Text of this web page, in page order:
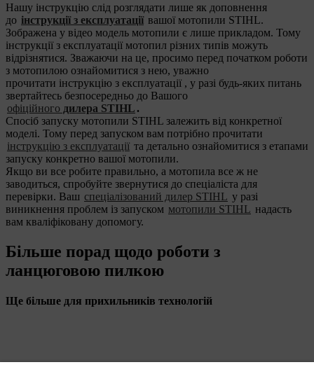
Нашу інструкцію слід розглядати лише як доповнення
до інструкції з експлуатації вашої мотопили STIHL.
Зображена у відео модель мотопили є лише прикладом. Тому
інструкції з експлуатації мотопил різних типів можуть
відрізнятися. Зважаючи на це, просимо перед початком роботи
з мотопилою ознайомитися з нею, уважно
прочитати інструкцію з експлуатації , у разі будь-яких питань
звертайтесь безпосередньо до Вашого
офіційного дилера STIHL .
Спосіб запуску мотопили STIHL залежить від конкретної
моделі. Тому перед запуском вам потрібно прочитати
інструкцію з експлуатації та детально ознайомитися з етапами
запуску конкретно вашої мотопили.
Якщо ви все робите правильно, а мотопила все ж не
заводиться, спробуйте звернутися до спеціаліста для
перевірки. Ваш спеціалізований дилер STIHL у разі
виникнення проблем із запуском мотопили STIHL надасть
вам кваліфіковану допомогу.
Більше порад щодо роботи з
ланцюговою пилкою
Ще більше для прихильників технологій